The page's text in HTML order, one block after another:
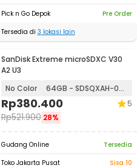
Pick n Go Depok
Pre Order
Tersedia di 3 lokasi lain
SanDisk Extreme microSDXC V30
A2 U3
No Color
64GB - SDSQXAH-064G
Rp380.400
Rp521.900 28%
5
Gudang Online
Tersedia
Toko Jakarta Pusat
Sisa 10